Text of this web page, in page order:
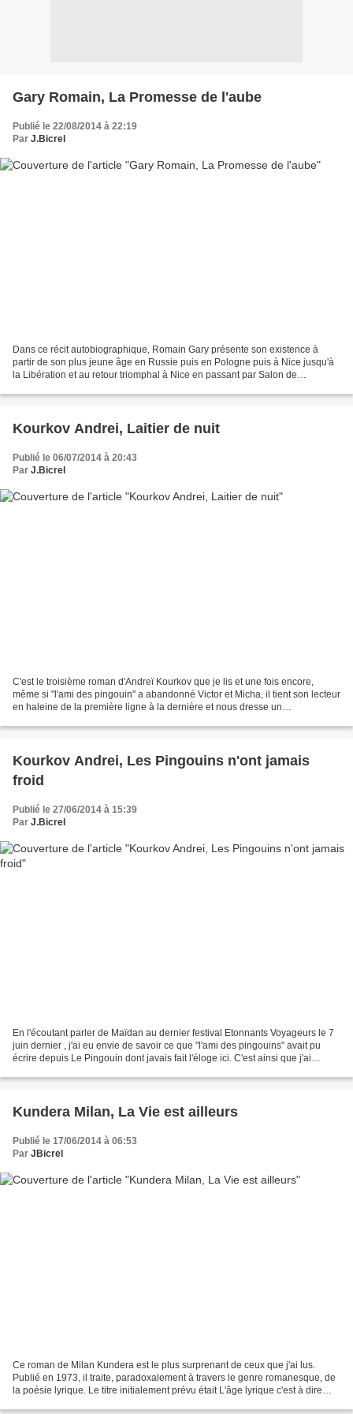
Gary Romain, La Promesse de l'aube
Publié le 22/08/2014 à 22:19
Par J.Bicrel
Dans ce récit autobiographique, Romain Gary présente son existence à
partir de son plus jeune âge en Russie puis en Pologne puis à Nice jusqu'à
la Libération et au retour triomphal à Nice en passant par Salon de
Kourkov Andrei, Laitier de nuit
Publié le 06/07/2014 à 20:43
Par J.Bicrel
C'est le troisième roman d'Andreï Kourkov que je lis et une fois encore,
même si "l'ami des pingouin" a abandonné Victor et Micha, il tient son lecteur
en haleine de la première ligne à la dernière et nous dresse un
Kourkov Andrei, Les Pingouins n'ont jamais
froid
Publié le 27/06/2014 à 15:39
Par J.Bicrel
En l'écoutant parler de Maïdan au dernier festival Etonnants Voyageurs le 7
juin dernier , j'ai eu envie de savoir ce que "l'ami des pingouins" avait pu
écrire depuis Le Pingouin dont javais fait l'éloge ici. C'est ainsi que j'ai
Kundera Milan, La Vie est ailleurs
Publié le 17/06/2014 à 06:53
Par JBicrel
Ce roman de Milan Kundera est le plus surprenant de ceux que j'ai lus.
Publié en 1973, il traite, paradoxalement à travers le genre romanesque, de
la poésie lyrique. Le titre initialement prévu était L'âge lyrique c'est à dire